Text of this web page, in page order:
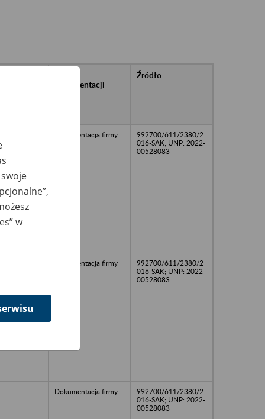
dokumentacji
Źródło
Dokumentacja firmy
992700/611/2380/2
016-SAK; UNP: 2022-
00528083
Dokumentacja firmy
992700/611/2380/2
016-SAK; UNP: 2022-
00528083
Dokumentacja firmy
992700/611/2380/2
016-SAK; UNP: 2022-
00528083
w